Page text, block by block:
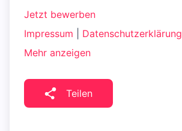
Jetzt bewerben
Impressum
Datenschutzerklärung
Mehr anzeigen
Teilen